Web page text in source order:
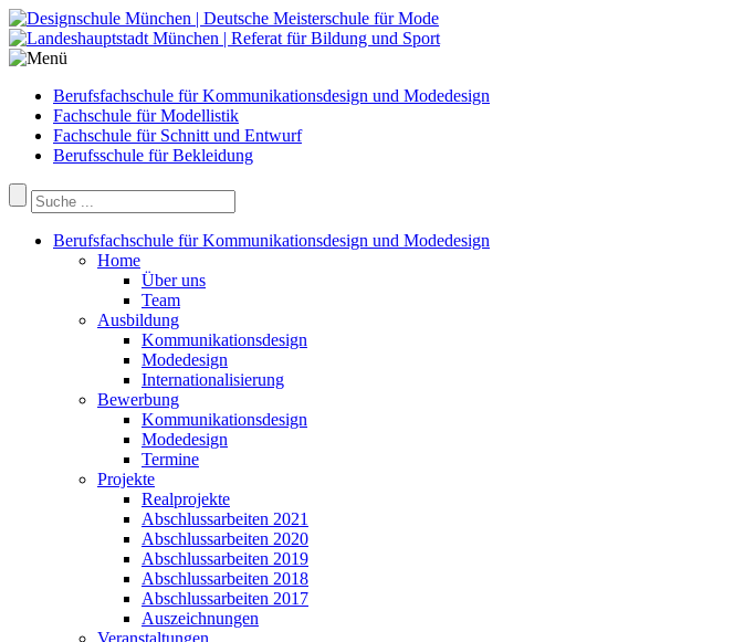
Berufsfachschule für Kommunikationsdesign und Modedesign
Fachschule für Modellistik
Fachschule für Schnitt und Entwurf
Berufsschule für Bekleidung
Berufsfachschule für Kommunikationsdesign und Modedesign
Home
Über uns
Team
Ausbildung
Kommunikationsdesign
Modedesign
Internationalisierung
Bewerbung
Kommunikationsdesign
Modedesign
Termine
Projekte
Realprojekte
Abschlussarbeiten 2021
Abschlussarbeiten 2020
Abschlussarbeiten 2019
Abschlussarbeiten 2018
Abschlussarbeiten 2017
Auszeichnungen
Veranstaltungen